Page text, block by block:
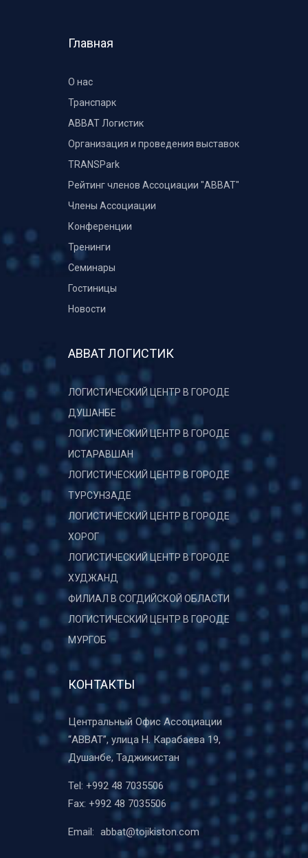
Главная
О нас
Транспарк
ABBAT Логистик
Организация и проведения выставок
TRANSPark
Рейтинг членов Ассоциации "АВВАТ"
Члены Ассоциации
Конференции
Тренинги
Семинары
Гостиницы
Новости
АВВАТ ЛОГИСТИК
ЛОГИСТИЧЕСКИЙ ЦЕНТР В ГОРОДЕ
ДУШАНБЕ
ЛОГИСТИЧЕСКИЙ ЦЕНТР В ГОРОДЕ
ИСТАРАВШАН
ЛОГИСТИЧЕСКИЙ ЦЕНТР В ГОРОДЕ
ТУРСУНЗАДЕ
ЛОГИСТИЧЕСКИЙ ЦЕНТР В ГОРОДЕ
ХОРОГ
ЛОГИСТИЧЕСКИЙ ЦЕНТР В ГОРОДЕ
ХУДЖАНД
ФИЛИАЛ В СОГДИЙСКОЙ ОБЛАСТИ
ЛОГИСТИЧЕСКИЙ ЦЕНТР В ГОРОДЕ
МУРГОБ
КОНТАКТЫ
Центральный Офис Ассоциации
“ABBAT”, улица Н. Карабаева 19,
Душанбе, Таджикистан
Tel: +992 48 7035506
Fax: +992 48 7035506
Email: abbat@tojikiston.com